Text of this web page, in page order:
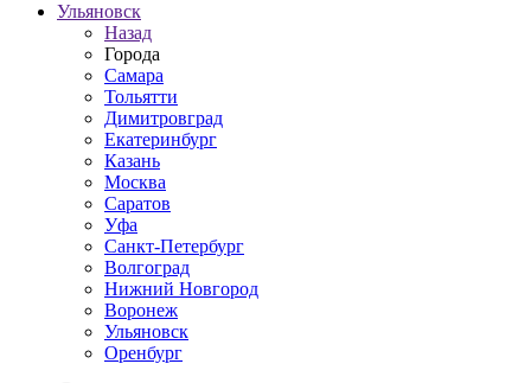
Ульяновск
Назад
Города
Самара
Тольятти
Димитровград
Екатеринбург
Казань
Москва
Саратов
Уфа
Санкт-Петербург
Волгоград
Нижний Новгород
Воронеж
Ульяновск
Оренбург